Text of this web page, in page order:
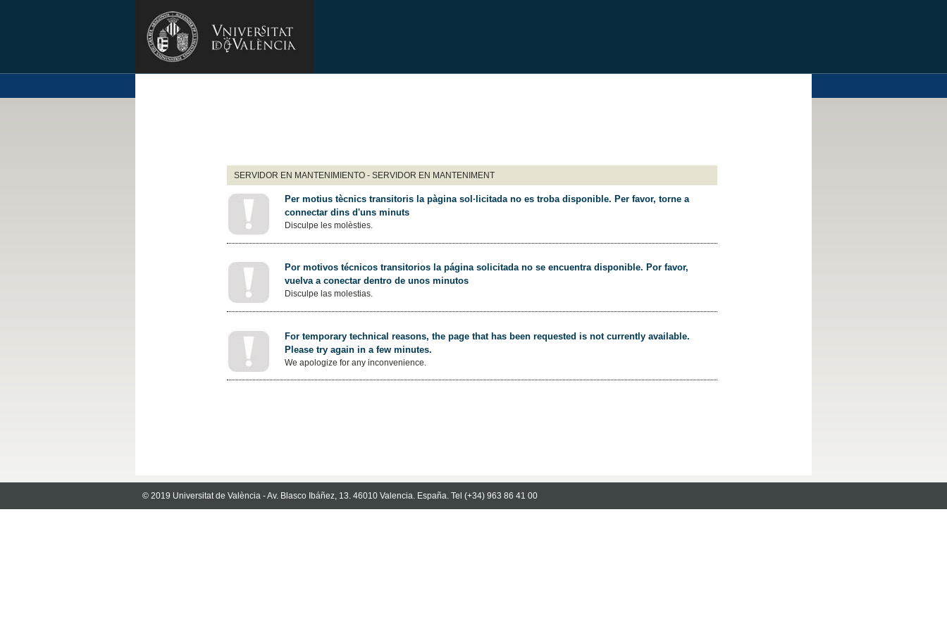
SERVIDOR EN MANTENIMIENTO - SERVIDOR EN MANTENIMENT
Per motius tècnics transitoris la pàgina sol·licitada no es troba disponible. Per favor, torne a
connectar dins d'uns minuts
Disculpe les molèsties.
Por motivos técnicos transitorios la página solicitada no se encuentra disponible. Por favor,
vuelva a conectar dentro de unos minutos
Disculpe las molestias.
For temporary technical reasons, the page that has been requested is not currently available.
Please try again in a few minutes.
We apologize for any inconvenience.
© 2019 Universitat de València - Av. Blasco Ibáñez, 13. 46010 Valencia. España. Tel (+34) 963 86 41 00